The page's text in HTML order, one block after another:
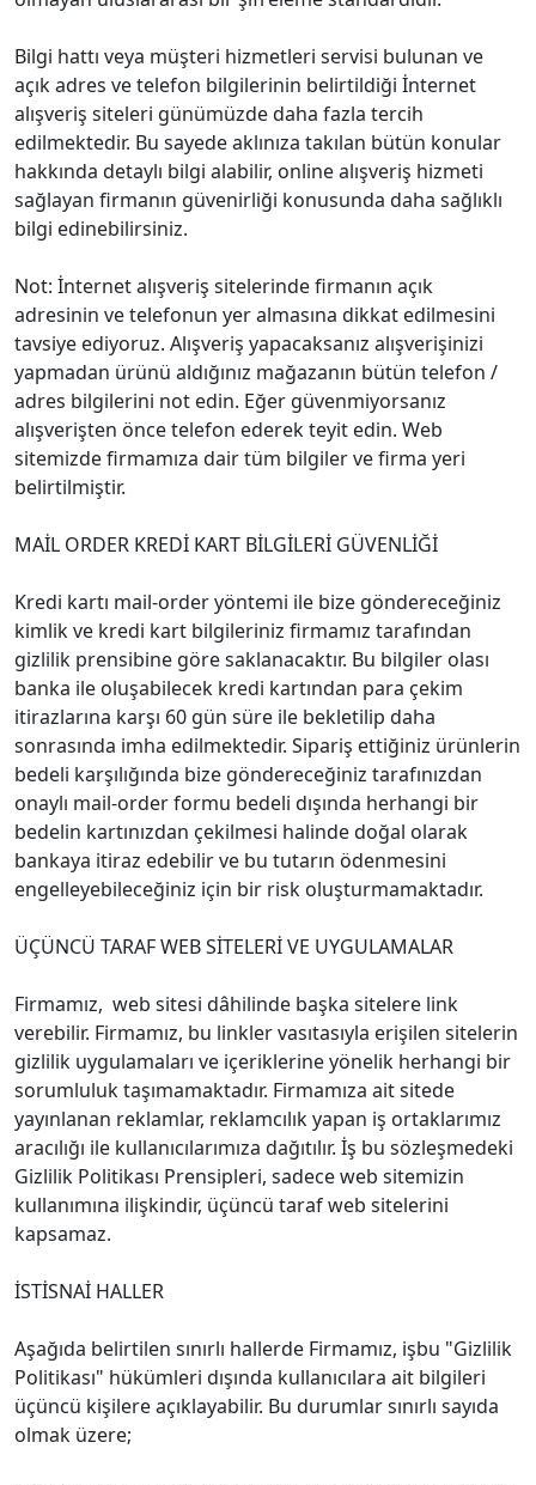
Bilgi hattı veya müşteri hizmetleri servisi bulunan ve
açık adres ve telefon bilgilerinin belirtildiği İnternet
alışveriş siteleri günümüzde daha fazla tercih
edilmektedir. Bu sayede aklınıza takılan bütün konular
hakkında detaylı bilgi alabilir, online alışveriş hizmeti
sağlayan firmanın güvenirliği konusunda daha sağlıklı
bilgi edinebilirsiniz.
Not: İnternet alışveriş sitelerinde firmanın açık
adresinin ve telefonun yer almasına dikkat edilmesini
tavsiye ediyoruz. Alışveriş yapacaksanız alışverişinizi
yapmadan ürünü aldığınız mağazanın bütün telefon /
adres bilgilerini not edin. Eğer güvenmiyorsanız
alışverişten önce telefon ederek teyit edin. Web
sitemizde firmamıza dair tüm bilgiler ve firma yeri
belirtilmiştir.
MAİL ORDER KREDİ KART BİLGİLERİ GÜVENLİĞİ
Kredi kartı mail-order yöntemi ile bize göndereceğiniz
kimlik ve kredi kart bilgileriniz firmamız tarafından
gizlilik prensibine göre saklanacaktır. Bu bilgiler olası
banka ile oluşabilecek kredi kartından para çekim
itirazlarına karşı 60 gün süre ile bekletilip daha
sonrasında imha edilmektedir. Sipariş ettiğiniz ürünlerin
bedeli karşılığında bize göndereceğiniz tarafınızdan
onaylı mail-order formu bedeli dışında herhangi bir
bedelin kartınızdan çekilmesi halinde doğal olarak
bankaya itiraz edebilir ve bu tutarın ödenmesini
engelleyebileceğiniz için bir risk oluşturmamaktadır.
ÜÇÜNCÜ TARAF WEB SİTELERİ VE UYGULAMALAR
Firmamız, web sitesi dâhilinde başka sitelere link
verebilir. Firmamız, bu linkler vasıtasıyla erişilen sitelerin
gizlilik uygulamaları ve içeriklerine yönelik herhangi bir
sorumluluk taşımamaktadır. Firmamıza ait sitede
yayınlanan reklamlar, reklamcılık yapan iş ortaklarımız
aracılığı ile kullanıcılarımıza dağıtılır. İş bu sözleşmedeki
Gizlilik Politikası Prensipleri, sadece web sitemizin
kullanımına ilişkindir, üçüncü taraf web sitelerini
kapsamaz.
İSTİSNAİ HALLER
Aşağıda belirtilen sınırlı hallerde Firmamız, işbu "Gizlilik
Politikası" hükümleri dışında kullanıcılara ait bilgileri
üçüncü kişilere açıklayabilir. Bu durumlar sınırlı sayıda
olmak üzere;